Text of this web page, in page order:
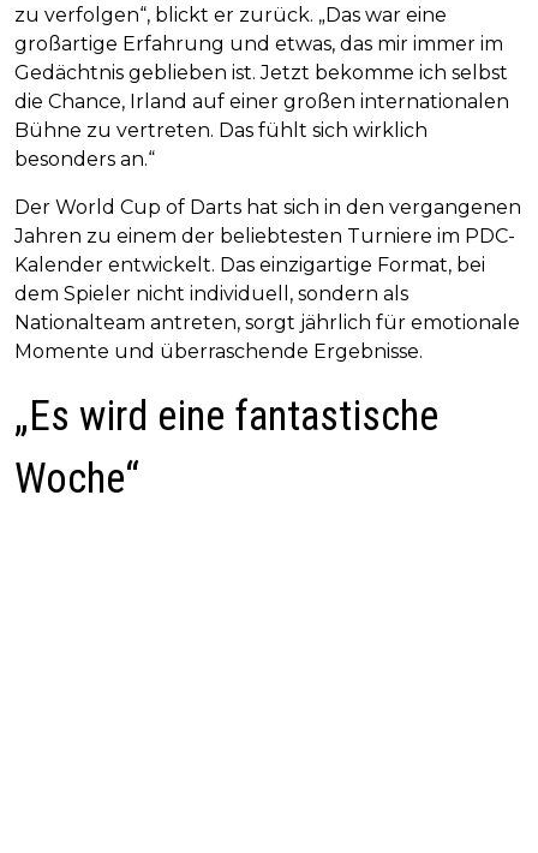
zu verfolgen“, blickt er zurück. „Das war eine
großartige Erfahrung und etwas, das mir immer im
Gedächtnis geblieben ist. Jetzt bekomme ich selbst
die Chance, Irland auf einer großen internationalen
Bühne zu vertreten. Das fühlt sich wirklich
besonders an.“
Der World Cup of Darts hat sich in den vergangenen
Jahren zu einem der beliebtesten Turniere im PDC-
Kalender entwickelt. Das einzigartige Format, bei
dem Spieler nicht individuell, sondern als
Nationalteam antreten, sorgt jährlich für emotionale
Momente und überraschende Ergebnisse.
„Es wird eine fantastische
Woche“